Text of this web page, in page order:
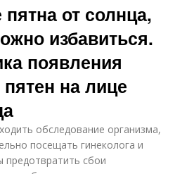
от солнца,
избавиться.
появления
на лице
обследование организма,
посещать гинеколога и
предотвратить сбои